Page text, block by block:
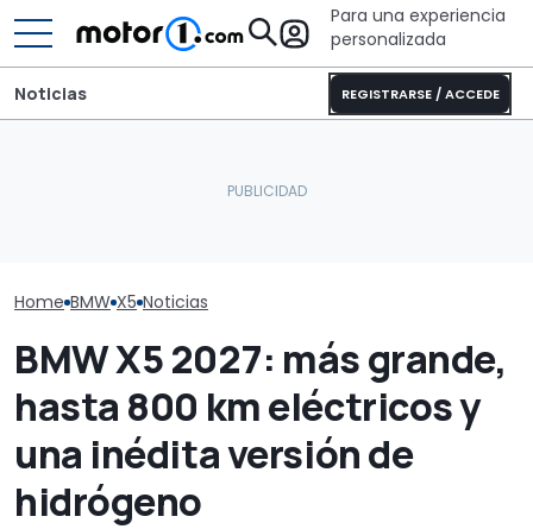
Para una experiencia
personalizada
REGISTRARSE / ACCEDE
Noticias
Home BMW X5 Noticias
BMW X5 2027: más grande,
hasta 800 km eléctricos y
una inédita versión de
hidrógeno